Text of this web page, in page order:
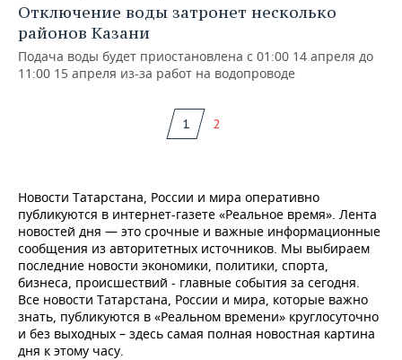
Отключение воды затронет несколько
районов Казани
Подача воды будет приостановлена с 01:00 14 апреля до
11:00 15 апреля из-за работ на водопроводе
1 2
Новости Татарстана, России и мира оперативно
публикуются в интернет-газете «Реальное время». Лента
новостей дня — это срочные и важные информационные
сообщения из авторитетных источников. Мы выбираем
последние новости экономики, политики, спорта,
бизнеса, происшествий - главные события за сегодня.
Все новости Татарстана, России и мира, которые важно
знать, публикуются в «Реальном времени» круглосуточно
и без выходных – здесь самая полная новостная картина
дня к этому часу.